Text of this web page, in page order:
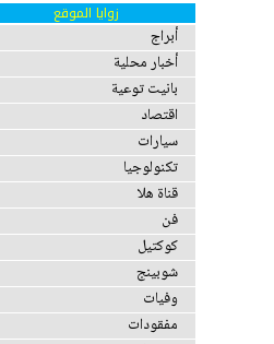
زوايا الموقع
أبراج
أخبار محلية
بانيت توعية
اقتصاد
سيارات
تكنولوجيا
قناة هلا
فن
كوكتيل
شوبينج
وفيات
مفقودات